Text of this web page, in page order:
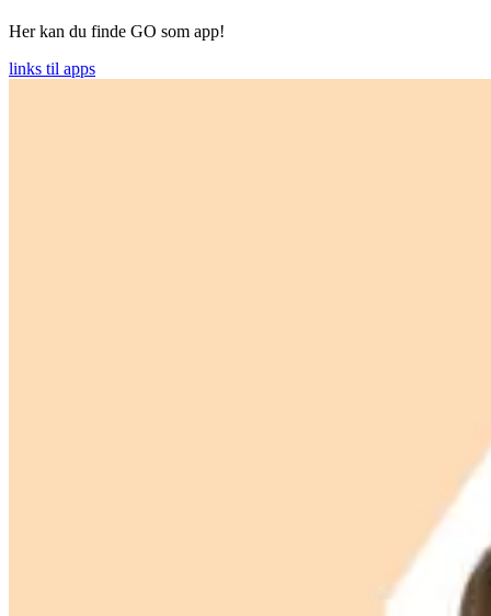
Her kan du finde GO som app!
links til apps